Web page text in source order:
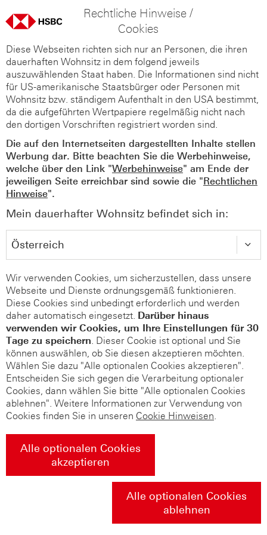
Rechtliche Hinweise /
Cookies
Diese Webseiten richten sich nur an Personen, die ihren
dauerhaften Wohnsitz in dem folgend jeweils
auszuwählenden Staat haben. Die Informationen sind nicht
für US-amerikanische Staatsbürger oder Personen mit
Wohnsitz bzw. ständigem Aufenthalt in den USA bestimmt,
da die aufgeführten Wertpapiere regelmäßig nicht nach
den dortigen Vorschriften registriert worden sind.
Die auf den Internetseiten dargestellten Inhalte stellen
Werbung dar. Bitte beachten Sie die Werbehinweise,
welche über den Link "Werbehinweise" am Ende der
jeweiligen Seite erreichbar sind sowie die "Rechtlichen
Hinweise".
Mein dauerhafter Wohnsitz befindet sich in:
Wir verwenden Cookies, um sicherzustellen, dass unsere
Webseite und Dienste ordnungsgemäß funktionieren.
Diese Cookies sind unbedingt erforderlich und werden
daher automatisch eingesetzt. Darüber hinaus
verwenden wir Cookies, um Ihre Einstellungen für 30
Tage zu speichern. Dieser Cookie ist optional und Sie
können auswählen, ob Sie diesen akzeptieren möchten.
Wählen Sie dazu "Alle optionalen Cookies akzeptieren".
Entscheiden Sie sich gegen die Verarbeitung optionaler
Cookies, dann wählen Sie bitte "Alle optionalen Cookies
ablehnen". Weitere Informationen zur Verwendung von
Cookies finden Sie in unseren Cookie Hinweisen.
Alle optionalen Cookies
akzeptieren
Alle optionalen Cookies
ablehnen